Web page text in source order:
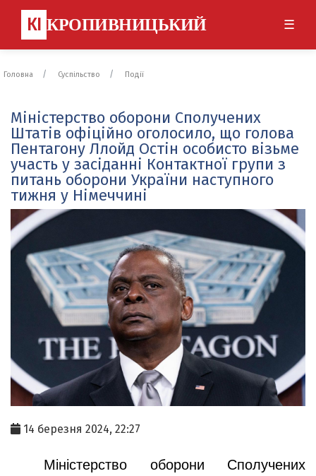
КІ КРОПИВНИЦЬКИЙ ☰
Головна Суспільство Події
Міністерство оборони Сполучених
Штатів офіційно оголосило, що голова
Пентагону Ллойд Остін особисто візьме
участь у засіданні Контактної групи з
питань оборони України наступного
тижня у Німеччині
14 березня 2024, 22:27
Міністерство оборони Сполучених